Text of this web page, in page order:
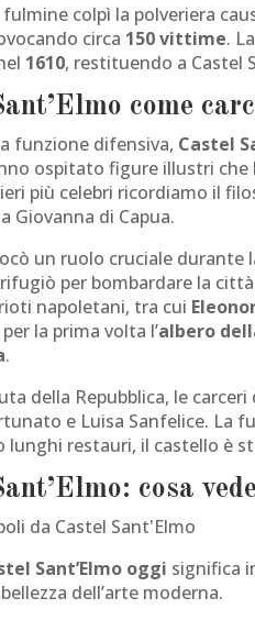
colpì la polveriera
circa 150 vittime.
1610, restituendo a Castel
come
funzione difensiva, Castel
ospitato figure illustri
più celebri ricordiamo il
Giovanna di Capua.
un ruolo cruciale durante
rifugiò per bombardare la
napoletani, tra cui
la prima volta l’albero
.
della Repubblica, le
e Luisa Sanfelice. La
lunghi restauri, il castello è
cosa
Sant’Elmo oggi significa
dell’arte moderna.